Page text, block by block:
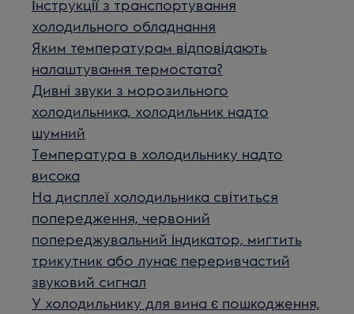
Інструкції з транспортування
холодильного обладнання
Яким температурам відповідають
налаштування термостата?
Дивні звуки з морозильного
холодильника, холодильник надто
шумний
Температура в холодильнику надто
висока
На дисплеї холодильника світиться
попередження, червоний
попереджувальний індикатор, мигтить
трикутник або лунає переривчастий
звуковий сигнал
У холодильнику для вина є пошкодження,